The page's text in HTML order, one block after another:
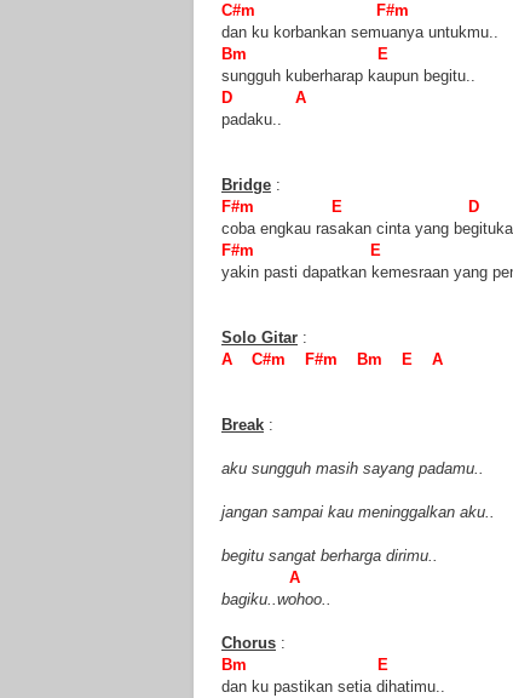
C#m F#m
dan ku korbankan semuanya untukmu..
Bm E
sungguh kuberharap kaupun begitu..
D A
padaku..
Bridge :
F#m E D
coba engkau rasakan cinta yang
F#m E
yakin pasti dapatkan kemesraan yang
Solo Gitar :
A C#m F#m Bm E A
Break :
aku sungguh masih sayang padamu..
jangan sampai kau meninggalkan aku..
begitu sangat berharga dirimu..
A
bagiku..wohoo..
Chorus :
Bm E
dan ku pastikan setia dihatimu..